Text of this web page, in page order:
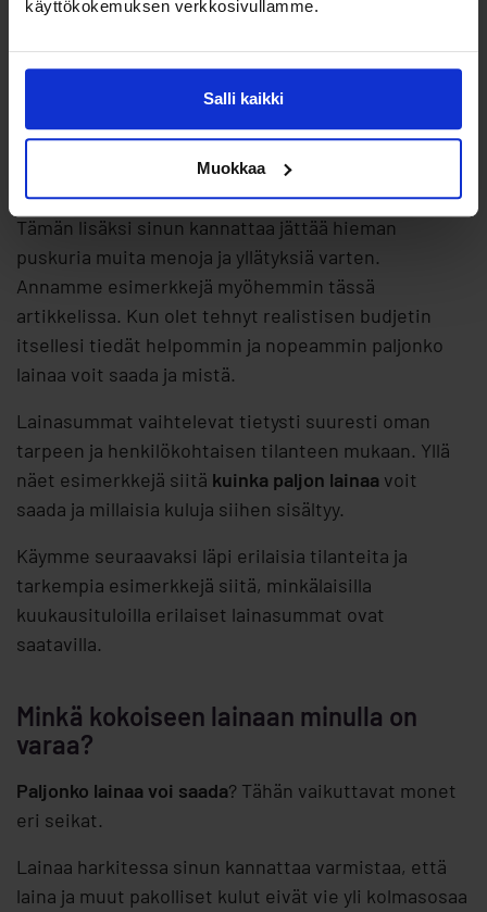
käyttökokemuksen verkkosivullamme.
Salli kaikki
Muokkaa
kuten:
Sähkölasku
Vakuutukset
Tämän lisäksi sinun kannattaa jättää hieman
puskuria muita menoja ja yllätyksiä varten.
Annamme esimerkkejä myöhemmin tässä
artikkelissa. Kun olet tehnyt realistisen budjetin
itsellesi tiedät helpommin ja nopeammin paljonko
lainaa voit saada ja mistä.
Lainasummat vaihtelevat tietysti suuresti oman
tarpeen ja henkilökohtaisen tilanteen mukaan. Yllä
näet esimerkkejä siitä kuinka paljon lainaa voit
saada ja millaisia kuluja siihen sisältyy.
Käymme seuraavaksi läpi erilaisia tilanteita ja
tarkempia esimerkkejä siitä, minkälaisilla
kuukausituloilla erilaiset lainasummat ovat
saatavilla.
Minkä kokoiseen lainaan minulla on
varaa?
Paljonko lainaa voi saada? Tähän vaikuttavat monet
eri seikat.
Lainaa harkitessa sinun kannattaa varmistaa, että
laina ja muut pakolliset kulut eivät vie yli kolmasosaa